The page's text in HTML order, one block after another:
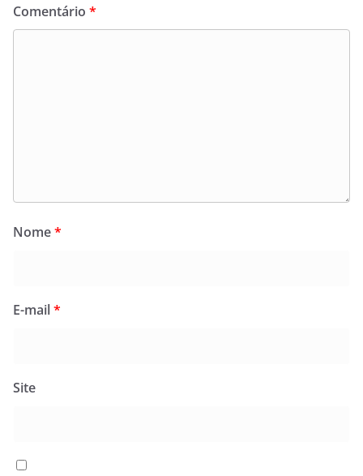
Comentário *
Nome*
E-mail*
Site